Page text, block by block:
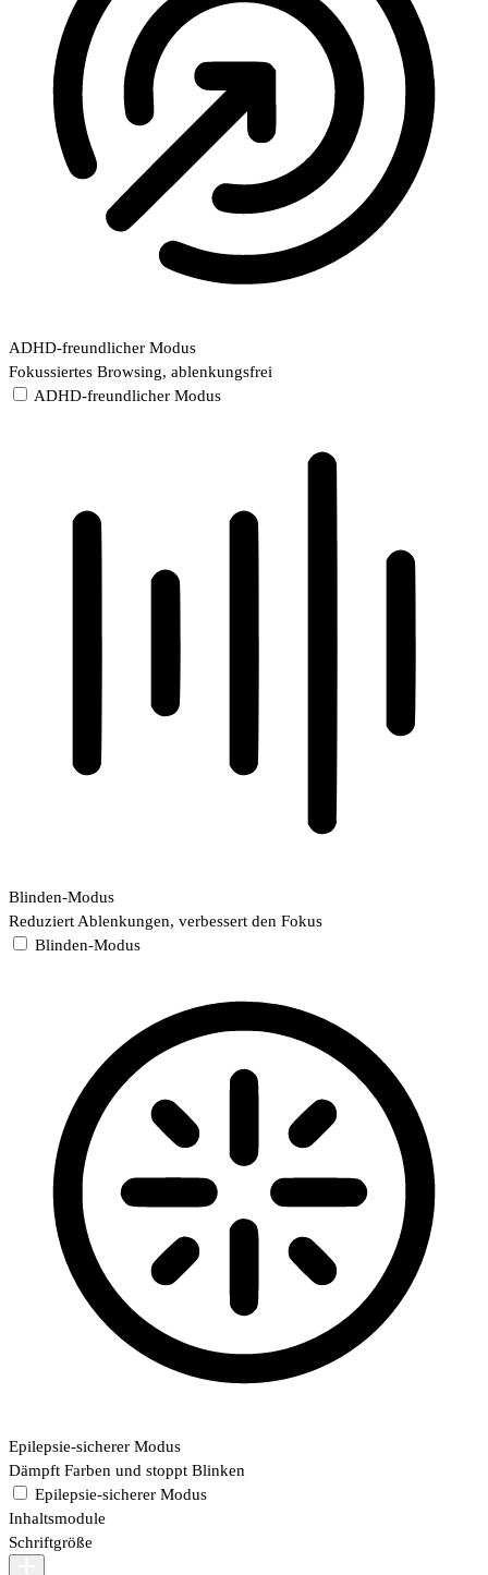
ADHD-freundlicher Modus
Fokussiertes Browsing, ablenkungsfrei
ADHD-freundlicher Modus
Blinden-Modus
Reduziert Ablenkungen, verbessert den Fokus
Blinden-Modus
Epilepsie-sicherer Modus
Dämpft Farben und stoppt Blinken
Epilepsie-sicherer Modus
Inhaltsmodule
Schriftgröße